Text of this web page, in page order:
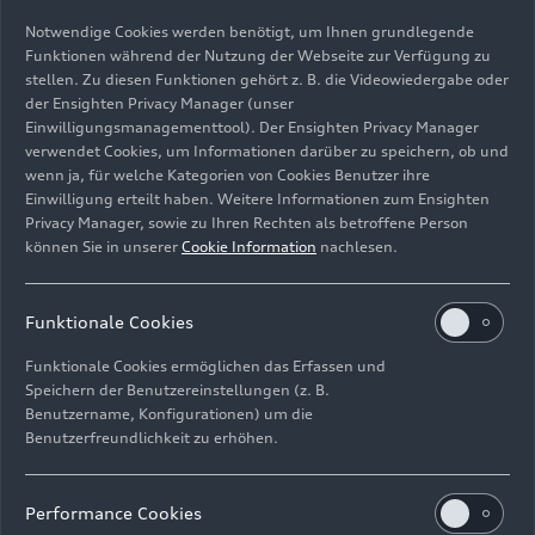
Standaufnahme,
Farbe: Salbeigrün
Bild-Nr: A250793 · Copyright: AUDI AG
Rechte: Verwendung für Pressezwecke honorarfrei
ImpressumRechtliches
Hinweisgebersystem
Notwendige Cookies werden benötigt, um Ihnen grundlegende
Funktionen während der Nutzung der Webseite zur Verfügung zu
stellen. Zu diesen Funktionen gehört z. B. die Videowiedergabe oder
der Ensighten Privacy Manager (unser
Einwilligungsmanagementtool). Der Ensighten Privacy Manager
verwendet Cookies, um Informationen darüber zu speichern, ob und
wenn ja, für welche Kategorien von Cookies Benutzer ihre
Einwilligung erteilt haben. Weitere Informationen zum Ensighten
Privacy Manager, sowie zu Ihren Rechten als betroffene Person
können Sie in unserer Cookie Information nachlesen.
Funktionale Cookies
Funktionale Cookies ermöglichen das Erfassen und
Speichern der Benutzereinstellungen (z. B.
Benutzername, Konfigurationen) um die
Benutzerfreundlichkeit zu erhöhen.
Performance Cookies